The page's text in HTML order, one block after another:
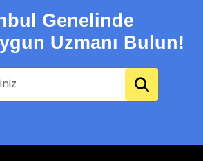
Genelinde
Uzmanı Bulun!